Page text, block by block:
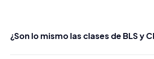
¿Son lo mismo las clases de BLS y